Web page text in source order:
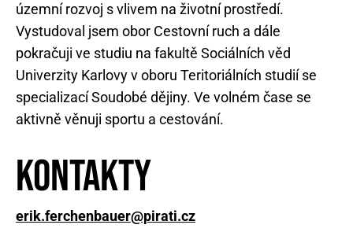
územní rozvoj s vlivem na životní prostředí.
Vystudoval jsem obor Cestovní ruch a dále
pokračuji ve studiu na fakultě Sociálních věd
Univerzity Karlovy v oboru Teritoriálních studií se
specializací Soudobé dějiny. Ve volném čase se
aktivně věnuji sportu a cestování.
Kontakty
erik.ferchenbauer@pirati.cz